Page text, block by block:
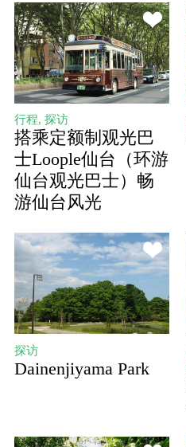
行程, 探访
搭乘定额制观光巴
士Loople仙台（环游
仙台观光巴士）畅
游仙台风光
探访
Dainenjiyama Park